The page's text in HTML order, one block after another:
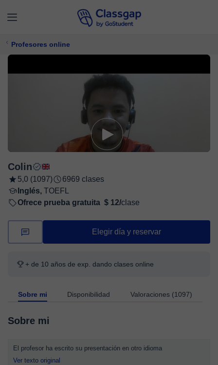
Profesores online
Colin
5,0 (1097)
6969 clases
Inglés, TOEFL
Ofrece prueba gratuita $ 12/clase
Elegir día y reservar
+ de 10 años de exp. dando clases online
Sobre mi Disponibilidad Valoraciones (1097)
Sobre mi
El profesor ha escrito su presentación en otro idioma
Ver texto original